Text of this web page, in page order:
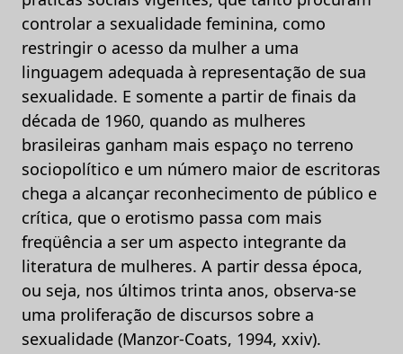
controlar a sexualidade feminina, como
restringir o acesso da mulher a uma
linguagem adequada à representação de sua
sexualidade. E somente a partir de finais da
década de 1960, quando as mulheres
brasileiras ganham mais espaço no terreno
sociopolítico e um número maior de escritoras
chega a alcançar reconhecimento de público e
crítica, que o erotismo passa com mais
freqüência a ser um aspecto integrante da
literatura de mulheres. A partir dessa época,
ou seja, nos últimos trinta anos, observa-se
uma proliferação de discursos sobre a
sexualidade (Manzor-Coats, 1994, xxiv).